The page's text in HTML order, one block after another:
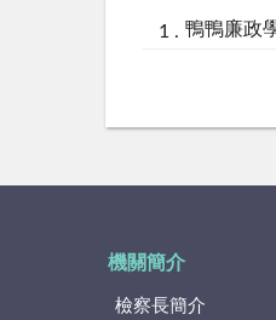
鴨鴨廉政
機關簡介
檢察長簡介